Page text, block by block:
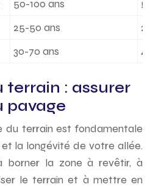
50-100 ans
25-50 ans
30-70 ans
terrain : assurer
pavage
du terrain est fondamentale
la longévité de votre allée.
borner la zone à revêtir, à
le terrain et à mettre en